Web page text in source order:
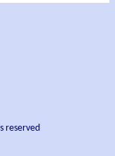
reserved